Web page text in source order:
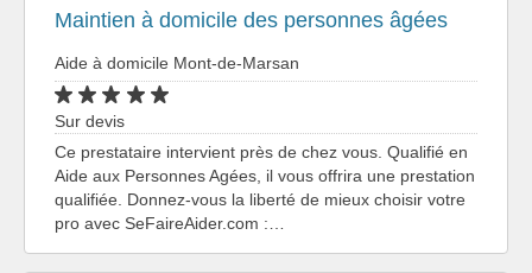
Maintien à domicile des personnes âgées
Aide à domicile Mont-de-Marsan
Sur devis
Ce prestataire intervient près de chez vous. Qualifié en
Aide aux Personnes Agées, il vous offrira une prestation
qualifiée. Donnez-vous la liberté de mieux choisir votre
pro avec SeFaireAider.com :…